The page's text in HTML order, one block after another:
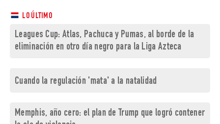
LO ÚLTIMO
Leagues Cup: Atlas, Pachuca y Pumas, al borde de la
eliminación en otro día negro para la Liga Azteca
Cuando la regulación 'mata' a la natalidad
Memphis, año cero: el plan de Trump que logró contener